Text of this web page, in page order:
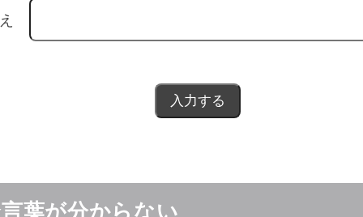
葉が分からない